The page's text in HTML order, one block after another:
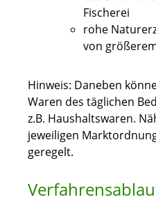
Fischerei
rohe
von
Hinweis: Daneben
Waren des täglichen
z.B. Haushaltswaren.
jeweiligen
geregelt.